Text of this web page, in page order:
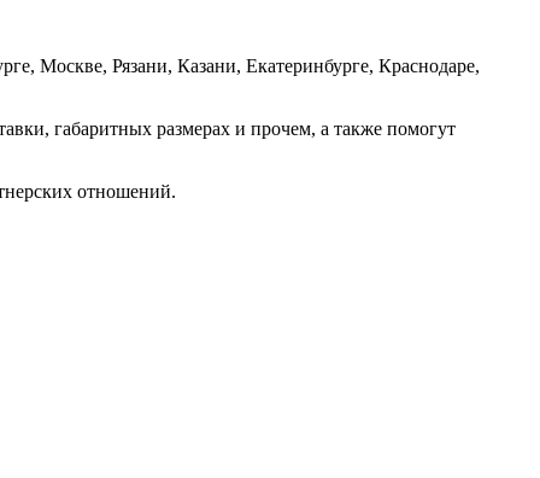
Москве, Рязани, Казани, Екатеринбурге, Краснодаре,
габаритных размерах и прочем, а также помогут
отношений.